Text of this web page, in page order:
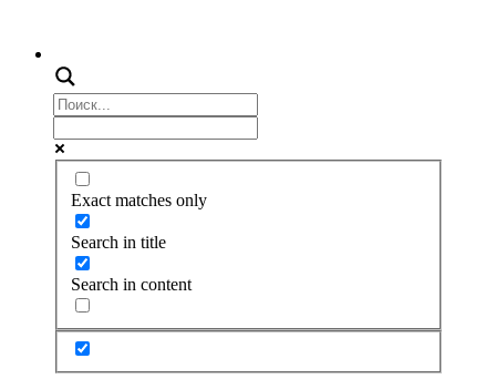
Exact matches only
Search in title
Search in content